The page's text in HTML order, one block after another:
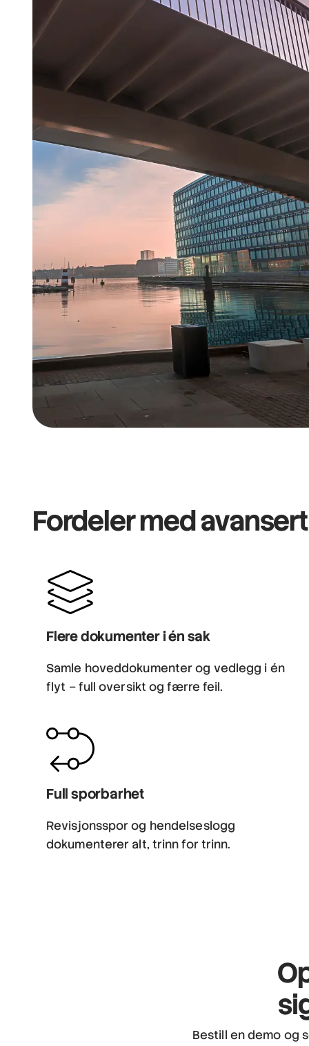
Fordeler med
Flere dokumenter i én sak
Samle hoveddokumenter og vedlegg i én
flyt – full oversikt og færre feil.
Full sporbarhet
Revisjonsspor og hendelseslogg
dokumenterer alt, trinn for trinn.
Bestill en demo og